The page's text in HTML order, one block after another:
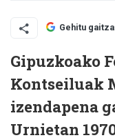
Gehitu
Gipuzkoako
Kontseiluak
izendapena
Urnietan